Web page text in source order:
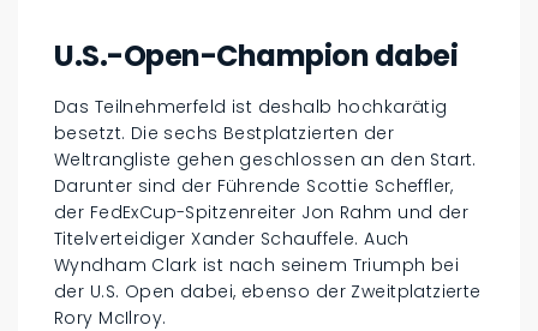
U.S.-Open-Champion dabei
Das Teilnehmerfeld ist deshalb hochkarätig
besetzt. Die sechs Bestplatzierten der
Weltrangliste gehen geschlossen an den Start.
Darunter sind der Führende Scottie Scheffler,
der FedExCup-Spitzenreiter Jon Rahm und der
Titelverteidiger Xander Schauffele. Auch
Wyndham Clark ist nach seinem Triumph bei
der U.S. Open dabei, ebenso der Zweitplatzierte
Rory McIlroy.